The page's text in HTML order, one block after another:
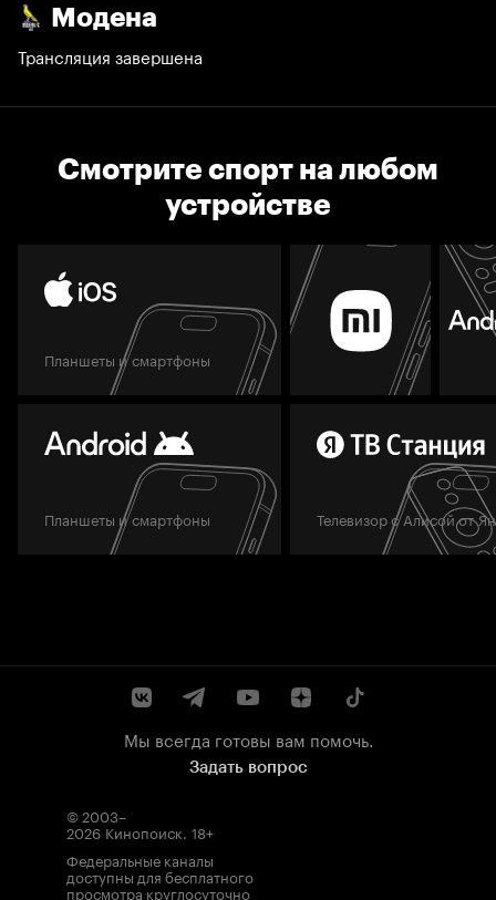
Модена
Трансляция завершена
Смотрите спорт на любом
устройстве
Планшеты и смартфоны
Планшеты и смартфоны Телевизор с Алисой от
Мы всегда готовы вам помочь.
Задать вопрос
© 2003–
2026 Кинопоиск. 18+
Федеральные каналы
доступны для бесплатного
просмотра круглосуточно